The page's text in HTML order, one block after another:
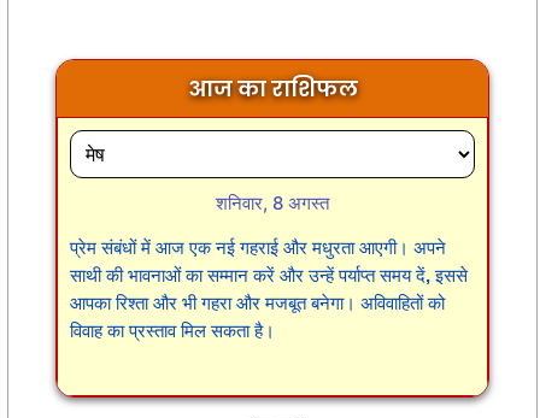
आज का राशिफल
शनिवार, 8 अगस्त
प्रेम संबंधों में आज एक नई गहराई और मधुरता आएगी। अपने
साथी की भावनाओं का सम्मान करें और उन्हें पर्याप्त समय दें, इससे
आपका रिश्ता और भी गहरा और मजबूत बनेगा। अविवाहितों को
विवाह का प्रस्ताव मिल सकता है।